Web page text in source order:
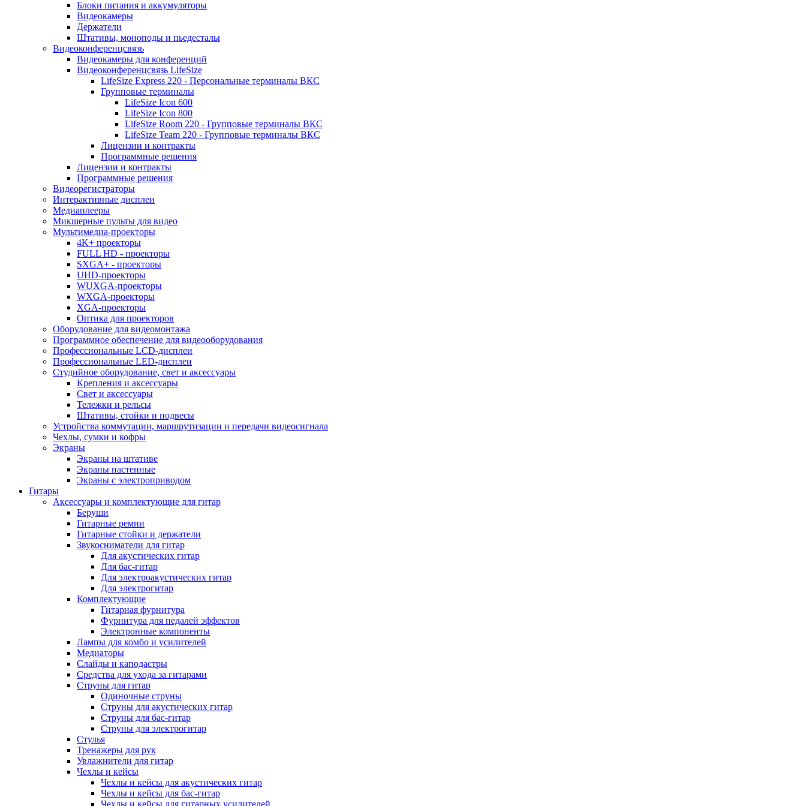
Блоки питания и аккумуляторы
Видеокамеры
Держатели
Штативы, моноподы и пьедесталы
Видеоконференцсвязь
Видеокамеры для конференций
Видеоконференцсвязь LifeSize
LifeSize Express 220 - Персональные терминалы ВКС
Групповые терминалы
LifeSize Icon 600
LifeSize Icon 800
LifeSize Room 220 - Групповые терминалы ВКС
LifeSize Team 220 - Групповые терминалы ВКС
Лицензии и контракты
Программные решения
Лицензии и контракты
Программные решения
Видеорегистраторы
Интерактивные дисплеи
Медиаплееры
Микшерные пульты для видео
Мультимедиа-проекторы
4K+ проекторы
FULL HD - проекторы
SXGA+ - проекторы
UHD-проекторы
WUXGA-проекторы
WXGA-проекторы
XGA-проекторы
Оптика для проекторов
Оборудование для видеомонтажа
Программное обеспечение для видеооборудования
Профессиональные LCD-дисплеи
Профессиональные LED-дисплеи
Студийное оборудование, свет и аксессуары
Крепления и аксессуары
Свет и аксессуары
Тележки и рельсы
Штативы, стойки и подвесы
Устройства коммутации, маршрутизации и передачи видеосигнала
Чехлы, сумки и кофры
Экраны
Экраны на штативе
Экраны настенные
Экраны с электроприводом
Гитары
Аксессуары и комплектующие для гитар
Беруши
Гитарные ремни
Гитарные стойки и держатели
Звукосниматели для гитар
Для акустических гитар
Для бас-гитар
Для электроакустических гитар
Для электрогитар
Комплектующие
Гитарная фурнитура
Фурнитура для педалей эффектов
Электронные компоненты
Лампы для комбо и усилителей
Медиаторы
Слайды и каподастры
Средства для ухода за гитарами
Струны для гитар
Одиночные струны
Струны для акустических гитар
Струны для бас-гитар
Струны для электрогитар
Стулья
Тренажеры для рук
Увлажнители для гитар
Чехлы и кейсы
Чехлы и кейсы для акустических гитар
Чехлы и кейсы для бас-гитар
Чехлы и кейсы для гитарных усилителей